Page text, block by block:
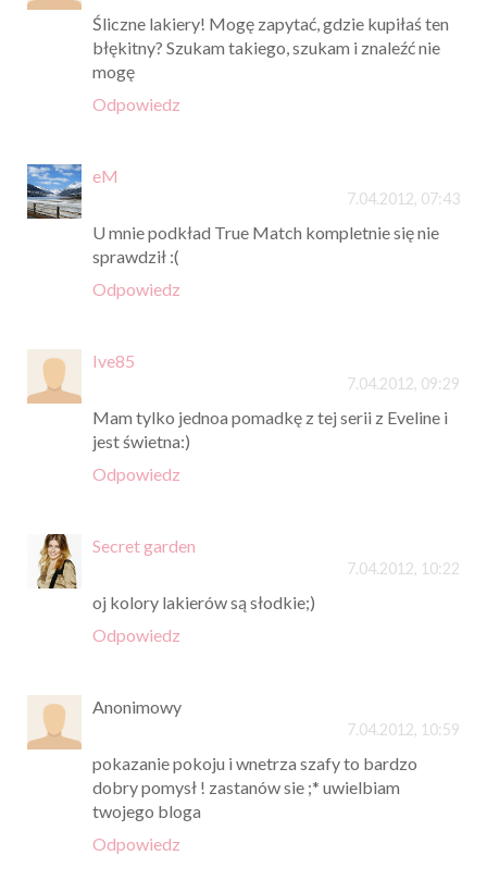
Śliczne lakiery! Mogę zapytać, gdzie kupiłaś ten
błękitny? Szukam takiego, szukam i znaleźć nie
mogę
Odpowiedz
eM
7.04.2012, 07:43
U mnie podkład True Match kompletnie się nie
sprawdził :(
Odpowiedz
Ive85
7.04.2012, 09:29
Mam tylko jednoa pomadkę z tej serii z Eveline i
jest świetna:)
Odpowiedz
Secret garden
7.04.2012, 10:22
oj kolory lakierów są słodkie;)
Odpowiedz
Anonimowy
7.04.2012, 10:59
pokazanie pokoju i wnetrza szafy to bardzo
dobry pomysł ! zastanów sie ;* uwielbiam
twojego bloga
Odpowiedz